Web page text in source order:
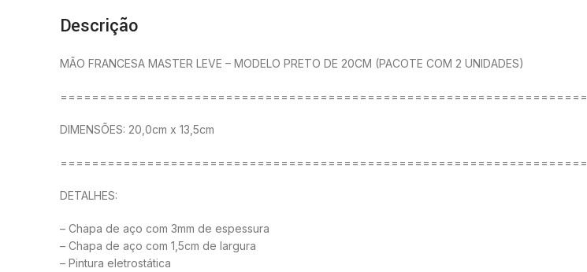
Descrição
MÃO FRANCESA MASTER LEVE – MODELO PRETO DE 20CM (PACOTE COM 2 UNIDADES)
===================================================================
DIMENSÕES: 20,0cm x 13,5cm
===================================================================
DETALHES:
– Chapa de aço com 3mm de espessura
– Chapa de aço com 1,5cm de largura
– Pintura eletrostática